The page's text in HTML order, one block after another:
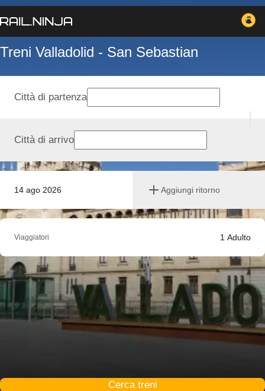
Treni Valladolid - San Sebastian
14 ago 2026 Aggiungi ritorno
Città di partenza
Città di arrivo
Viaggiatori 1 Adulto
Cerca treni